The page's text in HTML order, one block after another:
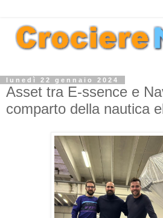
lunedì 22 gennaio 2024
Asset tra E-ssence e
comparto della nautica